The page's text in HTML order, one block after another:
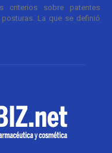
criterios sobre patentes
La que se definió